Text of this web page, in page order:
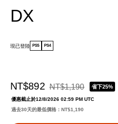
DX
現已登陸 PS5 PS4
NT$892 折扣前原價為NT$1,190
NT$1,190 省下25%
優惠截止於12/8/2026 02:59 PM UTC
過去30天的最低價格：NT$1,190